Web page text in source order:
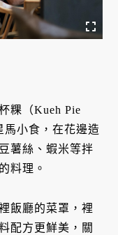
粿（Kueh Pie
馬小食，在花邊造
薯絲、蝦米等拌
料理。
飯廳的菜罩，裡
配方更鮮美，關